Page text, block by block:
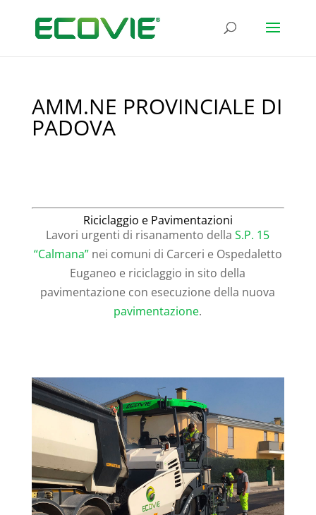
AMM.NE PROVINCIALE DI
PADOVA
Riciclaggio e Pavimentazioni
Lavori urgenti di risanamento della S.P. 15
“Calmana”nei comuni di Carceri e Ospedaletto
Euganeo e riciclaggio in sito della
pavimentazione con esecuzione della nuova
pavimentazione.